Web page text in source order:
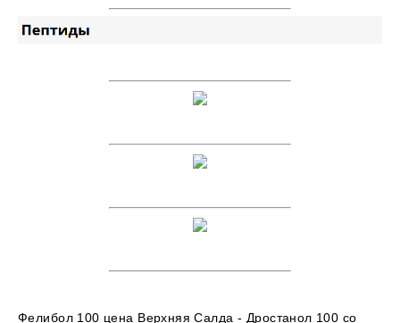
Фелибол 100 цена Верхняя Салда - Дростанол 100 со